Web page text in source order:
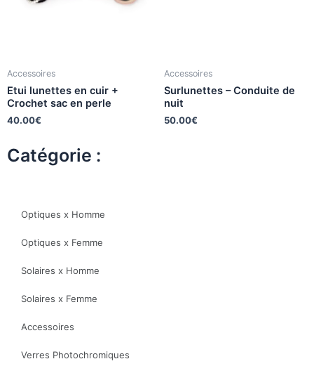
Accessoires
Etui lunettes en cuir +
Crochet sac en perle
40.00€
Accessoires
Surlunettes – Conduite de
nuit
50.00€
Catégorie :
Optiques x Homme
Optiques x Femme
Solaires x Homme
Solaires x Femme
Accessoires
Verres Photochromiques